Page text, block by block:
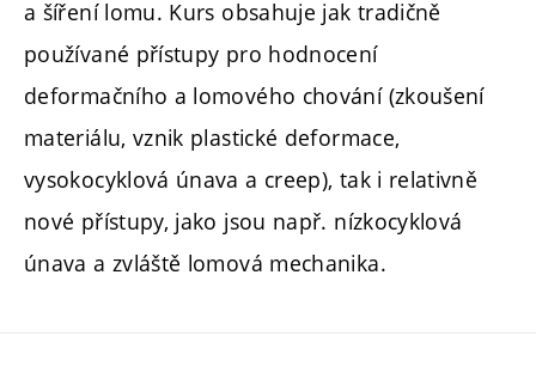
a šíření lomu. Kurs obsahuje jak tradičně
používané přístupy pro hodnocení
deformačního a lomového chování (zkoušení
materiálu, vznik plastické deformace,
vysokocyklová únava a creep), tak i relativně
nové přístupy, jako jsou např. nízkocyklová
únava a zvláště lomová mechanika.